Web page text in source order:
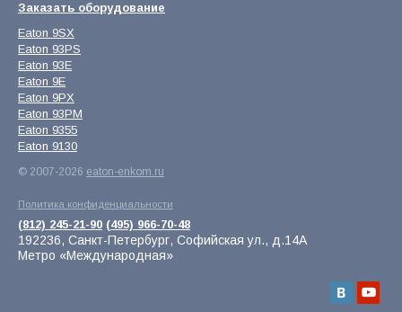
Заказать оборудование
Eaton 9SX
Eaton 93PS
Eaton 93E
Eaton 9E
Eaton 9PX
Eaton 93PM
Eaton 9355
Eaton 9130
© 2007-2026 eaton-enkom.ru
Политика конфиденциальности
(812) 245-21-90 (495) 966-70-48
192236, Санкт-Петербург, Софийская ул., д.14А
Метро «Международная»